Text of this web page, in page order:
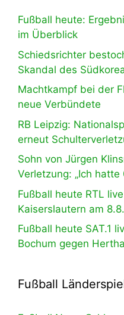
Fußball heute:
im Überblick
Schiedsrichter
Skandal des
Machtkampf bei der
neue Verbündete
RB Leipzig:
erneut
Sohn von Jürgen
Verletzung: „Ich hatte
Fußball heute RTL
Kaiserslautern am
Fußball heute SAT.1
Bochum gegen
Fußball